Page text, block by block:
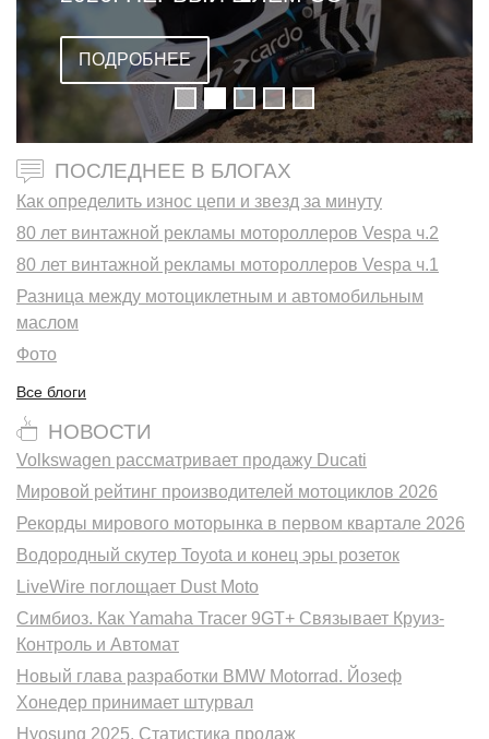
ВСТРОЕННОЙ ГАРНИТУРОЙ
ПОДРОБНЕЕ
ПОСЛЕДНЕЕ В БЛОГАХ
Как определить износ цепи и звезд за минуту
80 лет винтажной рекламы мотороллеров Vespa ч.2
80 лет винтажной рекламы мотороллеров Vespa ч.1
Разница между мотоциклетным и автомобильным
маслом
Фото
Все блоги
НОВОСТИ
Volkswagen рассматривает продажу Ducati
Мировой рейтинг производителей мотоциклов 2026
Рекорды мирового моторынка в первом квартале 2026
Водородный скутер Toyota и конец эры розеток
LiveWire поглощает Dust Moto
Симбиоз. Как Yamaha Tracer 9GT+ Связывает Круиз-
Контроль и Автомат
Новый глава разработки BMW Motorrad. Йозеф
Хонедер принимает штурвал
Hyosung 2025. Статистика продаж